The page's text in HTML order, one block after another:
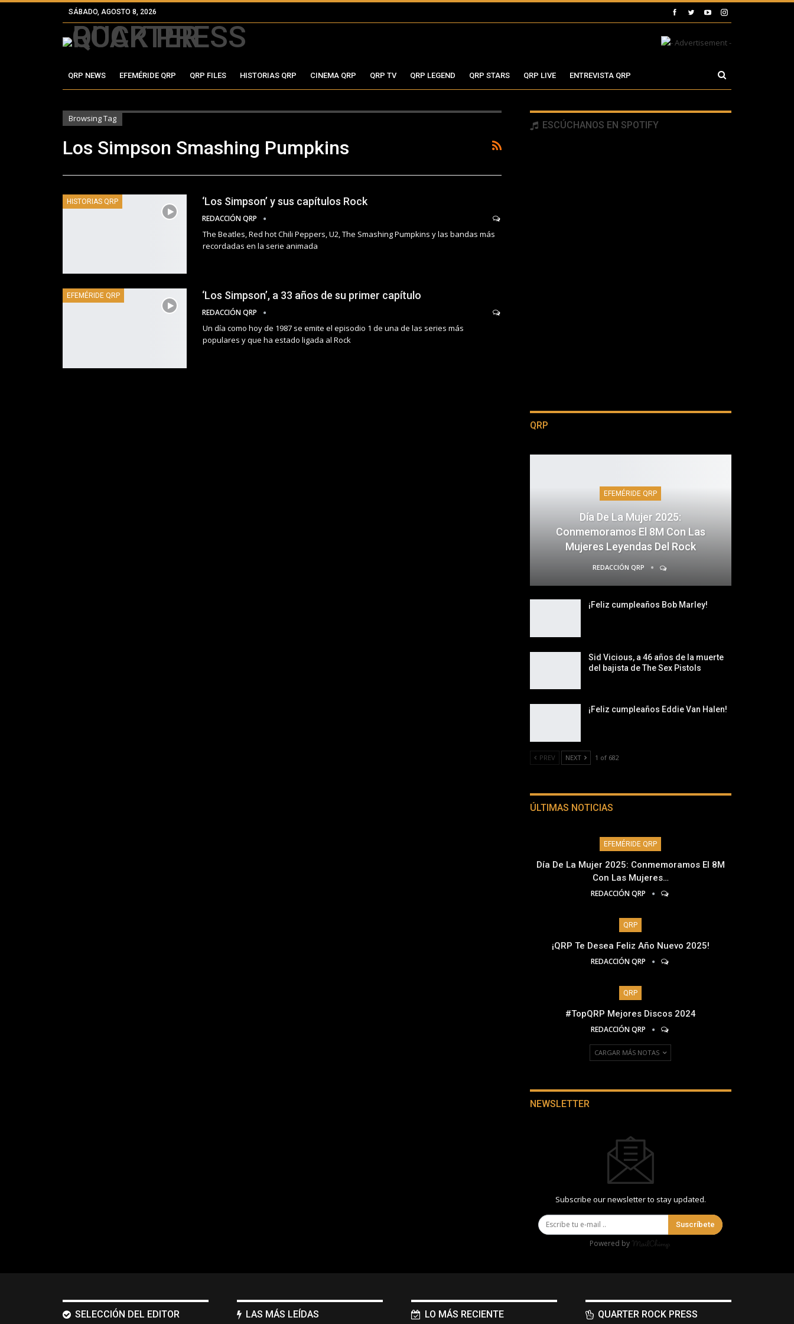
SÁBADO, AGOSTO 8, 2026
QRP NEWS EFEMÉRIDE QRP QRP FILES HISTORIAS QRP CINEMA QRP QRP TV QRP LEGEND QRP STARS QRP LIVE ENTREVISTA QRP
Browsing Tag
Los Simpson Smashing Pumpkins
HISTORIAS QRP ‘Los Simpson’ y sus capítulos Rock
REDACCIÓN QRP
The Beatles, Red hot Chili Peppers, U2, The Smashing Pumpkins y las bandas más
recordadas en la serie animada
EFEMÉRIDE QRP ‘Los Simpson’, a 33 años de su primer capítulo
REDACCIÓN QRP
Un día como hoy de 1987 se emite el episodio 1 de una de las series más
populares y que ha estado ligada al Rock
ESCÚCHANOS EN SPOTIFY
QRP
EFEMÉRIDE QRP
Día De La Mujer 2025:
Conmemoramos El 8M Con Las
Mujeres Leyendas Del Rock
REDACCIÓN QRP
¡Feliz cumpleaños Bob Marley!
Sid Vicious, a 46 años de la muerte
del bajista de The Sex Pistols
¡Feliz cumpleaños Eddie Van Halen!
PREV NEXT 1 of 682
ÚLTIMAS NOTICIAS
EFEMÉRIDE QRP
Día De La Mujer 2025: Conmemoramos El 8M
Con Las Mujeres…
REDACCIÓN QRP
QRP
¡QRP Te Desea Feliz Año Nuevo 2025!
REDACCIÓN QRP
QRP
#TopQRP Mejores Discos 2024
REDACCIÓN QRP
CARGAR MÁS NOTAS
NEWSLETTER
Subscribe our newsletter to stay updated.
Suscríbete
Powered by
SELECCIÓN DEL EDITOR LAS MÁS LEÍDAS LO MÁS RECIENTE QUARTER ROCK PRESS